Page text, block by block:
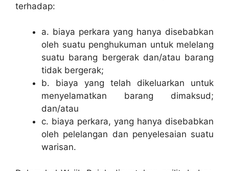
terhadap:
a. biaya perkara yang hanya disebabkan
oleh suatu penghukuman untuk melelang
suatu barang bergerak dan/atau barang
tidak bergerak;
b. biaya yang telah dikeluarkan untuk
menyelamatkan barang dimaksud;
dan/atau
c. biaya perkara, yang hanya disebabkan
oleh pelelangan dan penyelesaian suatu
warisan.